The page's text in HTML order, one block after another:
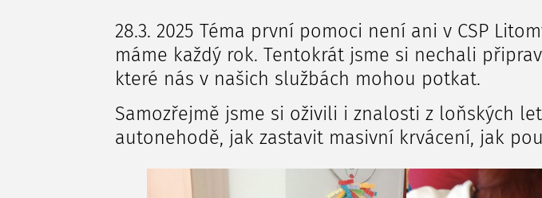
28.3. 2025 Téma první pomoci není ani v CSP
máme každý rok. Tentokrát jsme si nechali
které nás v našich službách mohou potkat.
Samozřejmě jsme si oživili i znalosti z loňských
autonehodě, jak zastavit masivní krvácení, jak